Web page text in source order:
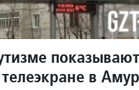
показывают
в